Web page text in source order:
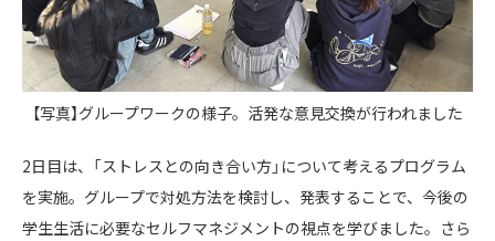
【写真】グループワークの様子。活発な意見交換が行われました
2日目は、「ストレスとの向き合い方」について考えるプログラム
を実施。グループで対処方法を検討し、発表することで、今後の
学生生活に必要なセルフマネジメントの視点を学びました。さら